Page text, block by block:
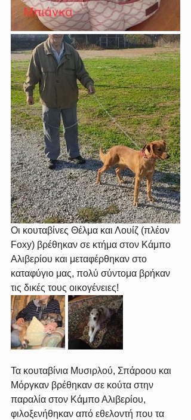
Οι κουταβίνες Θέλμα και Λουίζ (πλέον
Foxy) βρέθηκαν σε κτήμα στον Κάμπο
Αλιβερίου και μεταφέρθηκαν στο
καταφύγιο μας, πολύ σύντομα βρήκαν
τις δικές τους οικογένειες!
Τα κουταβίνια Μυσιρλού, Σπάροου και
Μόργκαν βρέθηκαν σε κούτα στην
παραλία στον Κάμπο Αλιβερίου,
φιλοξενήθηκαν από εθελοντή που τα